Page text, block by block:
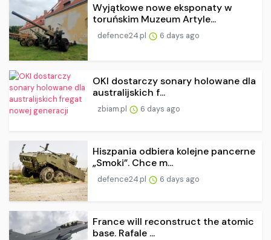
Wyjątkowe nowe eksponaty w
toruńskim Muzeum Artyle...
defence24.pl 6 days ago
OKI dostarczy sonary holowane dla
australijskich f...
zbiam.pl 6 days ago
Hiszpania odbiera kolejne pancerne
„Smoki”. Chce m...
defence24.pl 6 days ago
France will reconstruct the atomic
base. Rafale ...